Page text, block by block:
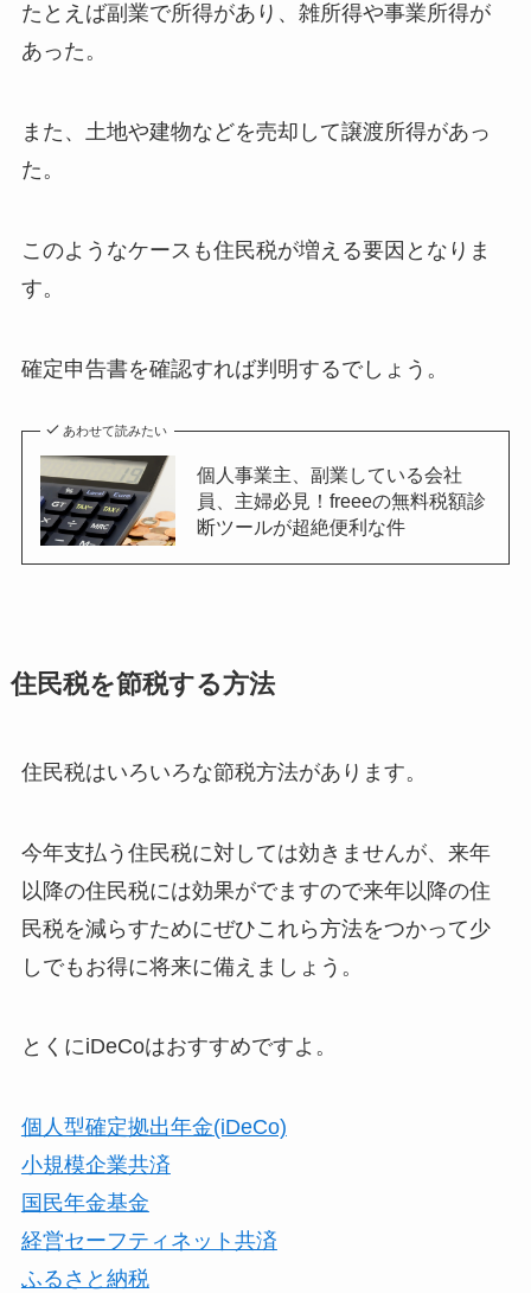
たとえば副業で所得があり、雑所得や事業所得が
あった。
また、土地や建物などを売却して譲渡所得があっ
た。
このようなケースも住民税が増える要因となりま
す。
確定申告書を確認すれば判明するでしょう。
あわせて読みたい
個人事業主、副業している会社
員、主婦必見！freeeの無料税額診
断ツールが超絶便利な件
住民税を節税する方法
住民税はいろいろな節税方法があります。
今年支払う住民税に対しては効きませんが、来年
以降の住民税には効果がでますので来年以降の住
民税を減らすためにぜひこれら方法をつかって少
しでもお得に将来に備えましょう。
とくにiDeCoはおすすめですよ。
個人型確定拠出年金(iDeCo)
小規模企業共済
国民年金基金
経営セーフティネット共済
ふるさと納税